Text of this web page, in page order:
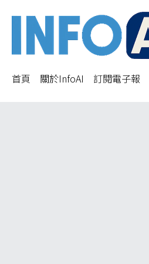
首頁 關於InfoAI 訂閱電子報